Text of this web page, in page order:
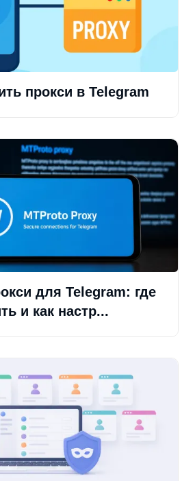
прокси в Telegram
для Telegram: где
и как настр...